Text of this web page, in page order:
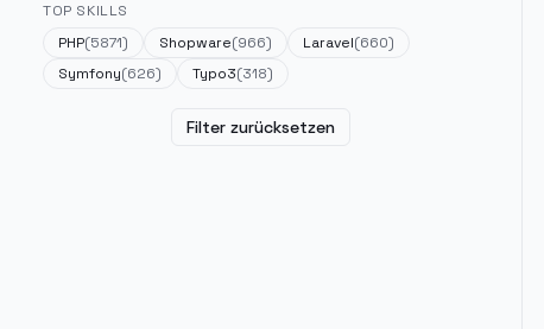
TOP SKILLS
PHP(5871) Shopware(966) Laravel(660)
Symfony(626) Typo3(318)
Filter zurücksetzen